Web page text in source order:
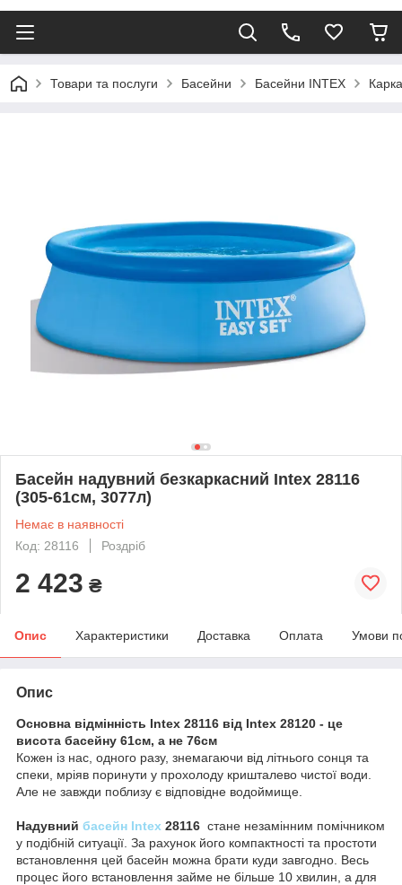
Товари та послуги Басейни Басейни INTEX
Басейн надувний безкаркасний Intex 28116
(305-61см, 3077л)
Немає в наявності
Код: 28116
Роздріб
2 423 ₴
Опис Характеристики Доставка Оплата Умови
Опис
Основна відмінність Intex 28116 від Intex 28120 - це
висота басейну 61см, а не 76см
Кожен із нас, одного разу, знемагаючи від літнього сонця та
спеки, мріяв поринути у прохолоду кришталево чистої води.
Але не завжди поблизу є відповідне водоймище.
Надувний басейн Intex 28116 стане незамінним помічником
у подібній ситуації. За рахунок його компактності та простоти
встановлення цей басейн можна брати куди завгодно. Весь
процес його встановлення займе не більше 10 хвилин, а для